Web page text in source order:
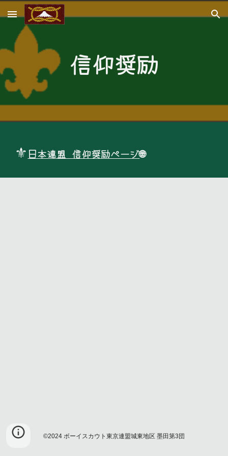
Skip to main content Skip to navigation
信仰奨励
⚜ 日本連盟 信仰奨励ページ🌐
©2024 ボーイスカウト東京連盟城東地区 墨田第3団